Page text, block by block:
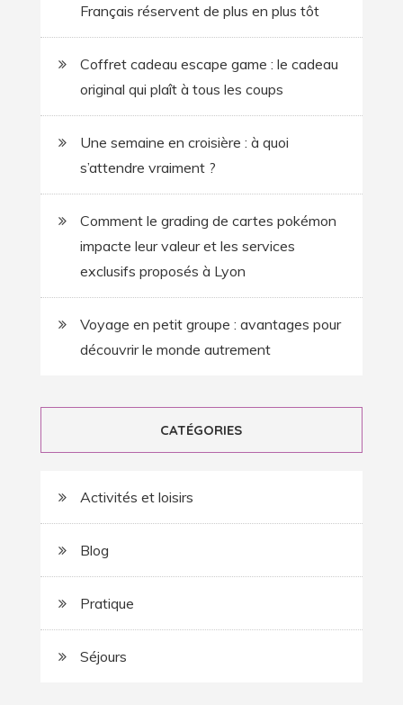
Français réservent de plus en plus tôt
Coffret cadeau escape game : le cadeau
original qui plaît à tous les coups
Une semaine en croisière : à quoi
s’attendre vraiment ?
Comment le grading de cartes pokémon
impacte leur valeur et les services
exclusifs proposés à Lyon
Voyage en petit groupe : avantages pour
découvrir le monde autrement
CATÉGORIES
Activités et loisirs
Blog
Pratique
Séjours